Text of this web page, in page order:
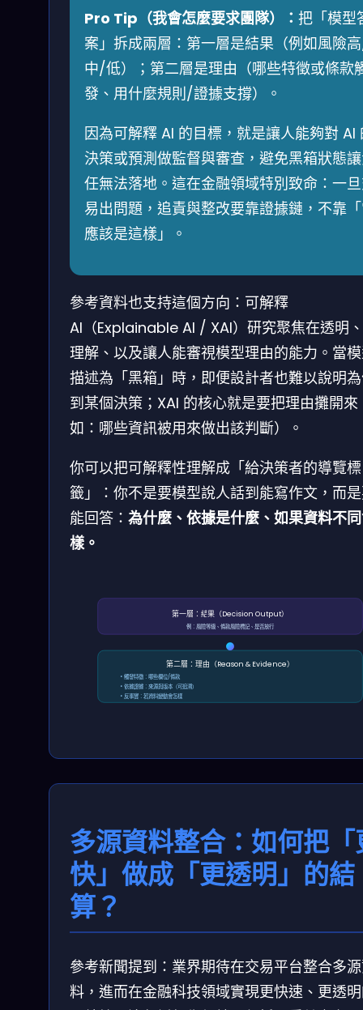
Pro Tip（我會怎麼要求團隊）： 把「模型
案」拆成兩層：第一層是結果（例如風險
中/低）；第二層是理由（哪些特徵或條款
發、用什麼規則/證據支撐）。
因為可解釋 AI 的目標，就是讓人能夠對 AI
決策或預測做監督與審查，避免黑箱狀態
任無法落地。這在金融領域特別致命：一
易出問題，追責與整改要靠證據鏈，不靠
應該是這樣」。
參考資料也支持這個方向：可解釋
AI（Explainable AI / XAI）研究聚焦在透明
理解、以及讓人能審視模型理由的能力。當
描述為「黑箱」時，即便設計者也難以說明
到某個決策；XAI 的核心就是要把理由攤開來
如：哪些資訊被用來做出該判斷）。
你可以把可解釋性理解成「給決策者的導覽標
籤」：你不是要模型說人話到能寫作文，而
能回答： 為什麼、依據是什麼、如果資料不
樣。
第一層：結果（Decision Output）
例：風險等級、條款風險標記、是否放行
第二層：理由（Reason & Evidence）
• 觸發特徵：哪些欄位/條款
• 依據證據：來源與版本（可追溯）
• 反事實：若資料變動會怎樣
多源資料整合：如何把「
快」做成「更透明」的結
算？
參考新聞提到：業界期待在交易平台整合多
料，進而在金融科技領域實現更快速、更透